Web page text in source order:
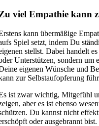
viel Empathie kann
kann übermäßige
Spiel setzt, indem Du
stellst. Dabei handelt
Unterstützen, sondern um
eigenen Wünsche und
zur Selbstaufopferung
ist zwar wichtig, Mitgefühl
aber es ist ebenso
Du kannst nicht
oder ausgebrannt bist.